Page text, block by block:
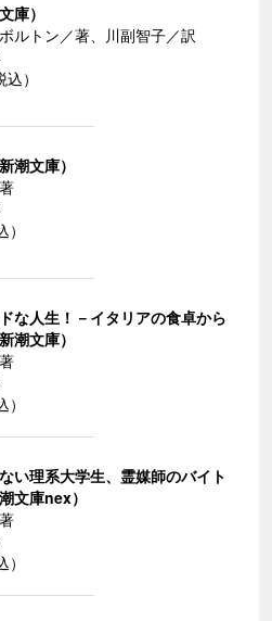
庫）
ルトン／著、川副智子／訳
）
潮文庫）
な人生！－イタリアの食卓から
潮文庫）
い理系大学生、霊媒師のバイト
文庫nex）